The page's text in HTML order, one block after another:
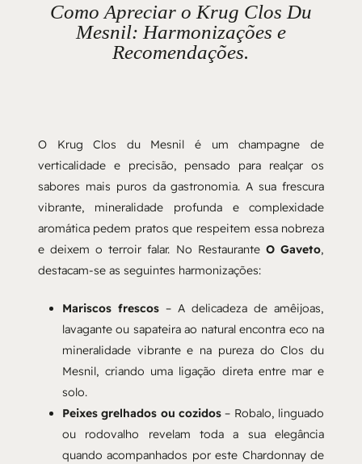
Como Apreciar o Krug Clos Du
Mesnil: Harmonizações e
Recomendações.
O Krug Clos du Mesnil é um champagne de
verticalidade e precisão, pensado para realçar os
sabores mais puros da gastronomia. A sua frescura
vibrante, mineralidade profunda e complexidade
aromática pedem pratos que respeitem essa nobreza
e deixem o terroir falar. No Restaurante O Gaveto,
destacam-se as seguintes harmonizações:
Mariscos frescos– A delicadeza de amêijoas,
lavagante ou sapateira ao natural encontra eco na
mineralidade vibrante e na pureza do Clos du
Mesnil, criando uma ligação direta entre mar e
solo.
Peixes grelhados ou cozidos – Robalo, linguado
ou rodovalho revelam toda a sua elegância
quando acompanhados por este Chardonnay de